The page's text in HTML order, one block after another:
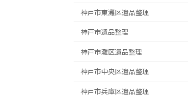
神戸市東灘区遺品整理
神戸市遺品整理
神戸市灘区遺品整理
神戸市中央区遺品整理
神戸市兵庫区遺品整理